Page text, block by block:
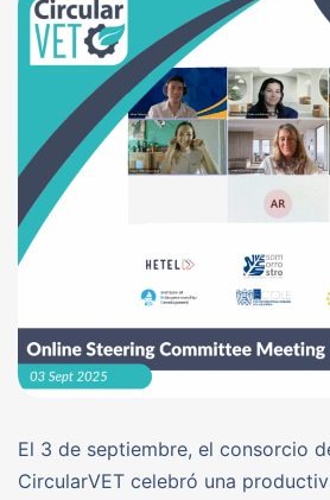
El 3 de septiembre, el consorcio
CircularVET celebró una